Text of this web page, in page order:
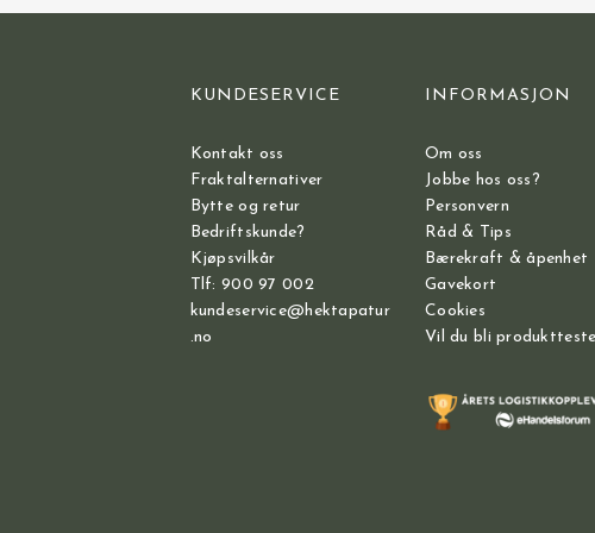
KUNDESERVICE
Kontakt oss
Fraktalternativer
Bytte og retur
Bedriftskunde?
Kjøpsvilkår
Tlf: 900 97 002
kundeservice@hektapatur
.no
INFORMASJON
Om oss
Jobbe hos oss?
Personvern
Råd & Tips
Bærekraft & åpenhet
Gavekort
Cookies
Vil du bli